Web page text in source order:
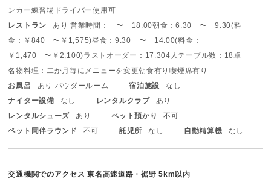
ンカー練習場 ドライバー使用可
レストラン
あり 営業時間： 〜 18:00朝食：6:30 〜 9:30(料
金：￥840 〜￥1,575)昼食：9:30 〜 14:00(料金：
￥1,470 〜￥2,100)ラストオーダー：17:304人テーブル数：18卓
名物料理：二か月毎にメニューを変更朝食有り喫煙席有り
お風呂
あり パウダールーム 宿泊施設
なし
ナイター設備
なし レンタルクラブ
あり
レンタルシューズ
あり ペット預かり
不可
ペット同伴ラウンド
不可 託児所 なし 自動精算機 なし
交通機関でのアクセス東名高速道路・裾野 5km以内